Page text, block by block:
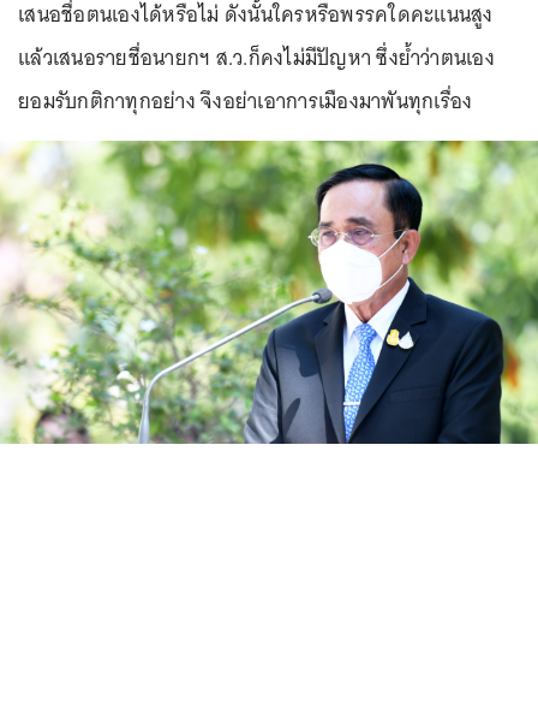
เสนอชื่อตนเองได้หรือไม่ ดังนั้นใครหรือพรรคใดคะแนนสูง
แล้วเสนอรายชื่อนายกฯ ส.ว.ก็คงไม่มีปัญหา ซึ่งย้ำว่าตนเอง
ยอมรับกติกาทุกอย่าง จึงอย่าเอาการเมืองมาพันทุกเรื่อง